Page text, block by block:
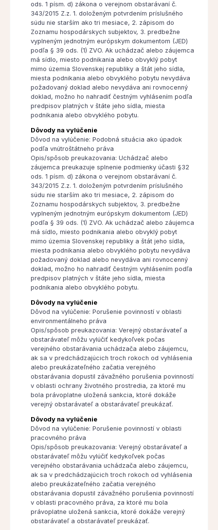
ods. 1 písm. d) zákona o verejnom obstarávaní č.
343/2015 Z.z. 1. doloženým potvrdením príslušného
súdu nie starším ako tri mesiace, 2. zápisom do
Zoznamu hospodárskych subjektov, 3. predbežne
vyplneným jednotným európskym dokumentom (JED)
podľa § 39 ods. (1) ZVO. Ak uchádzač alebo záujemca
má sídlo, miesto podnikania alebo obvyklý pobyt
mimo územia Slovenskej republiky a štát jeho sídla,
miesta podnikania alebo obvyklého pobytu nevydáva
požadovaný doklad alebo nevydáva ani rovnocenný
doklad, možno ho nahradiť čestným vyhlásením podľa
predpisov platných v štáte jeho sídla, miesta
podnikania alebo obvyklého pobytu.
Dôvody na vylúčenie
Dôvod na vylúčenie: Podobná situácia ako úpadok
podľa vnútroštátneho práva
Opis/spôsob preukazovania: Uchádzač alebo
záujemca preukazuje splnenie podmienky účasti §32
ods. 1 písm. d) zákona o verejnom obstarávaní č.
343/2015 Z.z. 1. doloženým potvrdením príslušného
súdu nie starším ako tri mesiace, 2. zápisom do
Zoznamu hospodárskych subjektov, 3. predbežne
vyplneným jednotným európskym dokumentom (JED)
podľa § 39 ods. (1) ZVO. Ak uchádzač alebo záujemca
má sídlo, miesto podnikania alebo obvyklý pobyt
mimo územia Slovenskej republiky a štát jeho sídla,
miesta podnikania alebo obvyklého pobytu nevydáva
požadovaný doklad alebo nevydáva ani rovnocenný
doklad, možno ho nahradiť čestným vyhlásením podľa
predpisov platných v štáte jeho sídla, miesta
podnikania alebo obvyklého pobytu.
Dôvody na vylúčenie
Dôvod na vylúčenie: Porušenie povinností v oblasti
environmentálneho práva
Opis/spôsob preukazovania: Verejný obstarávateľ a
obstarávateľ môžu vylúčiť kedykoľvek počas
verejného obstarávania uchádzača alebo záujemcu,
ak sa v predchádzajúcich troch rokoch od vyhlásenia
alebo preukázateľného začatia verejného
obstarávania dopustil závažného porušenia povinností
v oblasti ochrany životného prostredia, za ktoré mu
bola právoplatne uložená sankcia, ktoré dokáže
verejný obstarávateľ a obstarávateľ preukázať.
Dôvody na vylúčenie
Dôvod na vylúčenie: Porušenie povinností v oblasti
pracovného práva
Opis/spôsob preukazovania: Verejný obstarávateľ a
obstarávateľ môžu vylúčiť kedykoľvek počas
verejného obstarávania uchádzača alebo záujemcu,
ak sa v predchádzajúcich troch rokoch od vyhlásenia
alebo preukázateľného začatia verejného
obstarávania dopustil závažného porušenia povinností
v oblasti pracovného práva, za ktoré mu bola
právoplatne uložená sankcia, ktoré dokáže verejný
obstarávateľ a obstarávateľ preukázať.